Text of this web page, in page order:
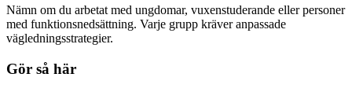
Nämn om du arbetat med ungdomar, vuxenstuderande eller personer
med funktionsnedsättning. Varje grupp kräver anpassade
vägledningsstrategier.
Gör så här